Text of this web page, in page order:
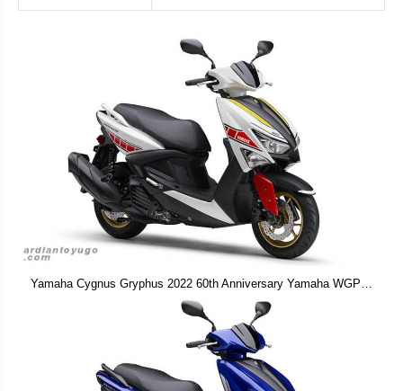
Yamaha Cygnus Gryphus 2022 60th Anniversary Yamaha WGP…